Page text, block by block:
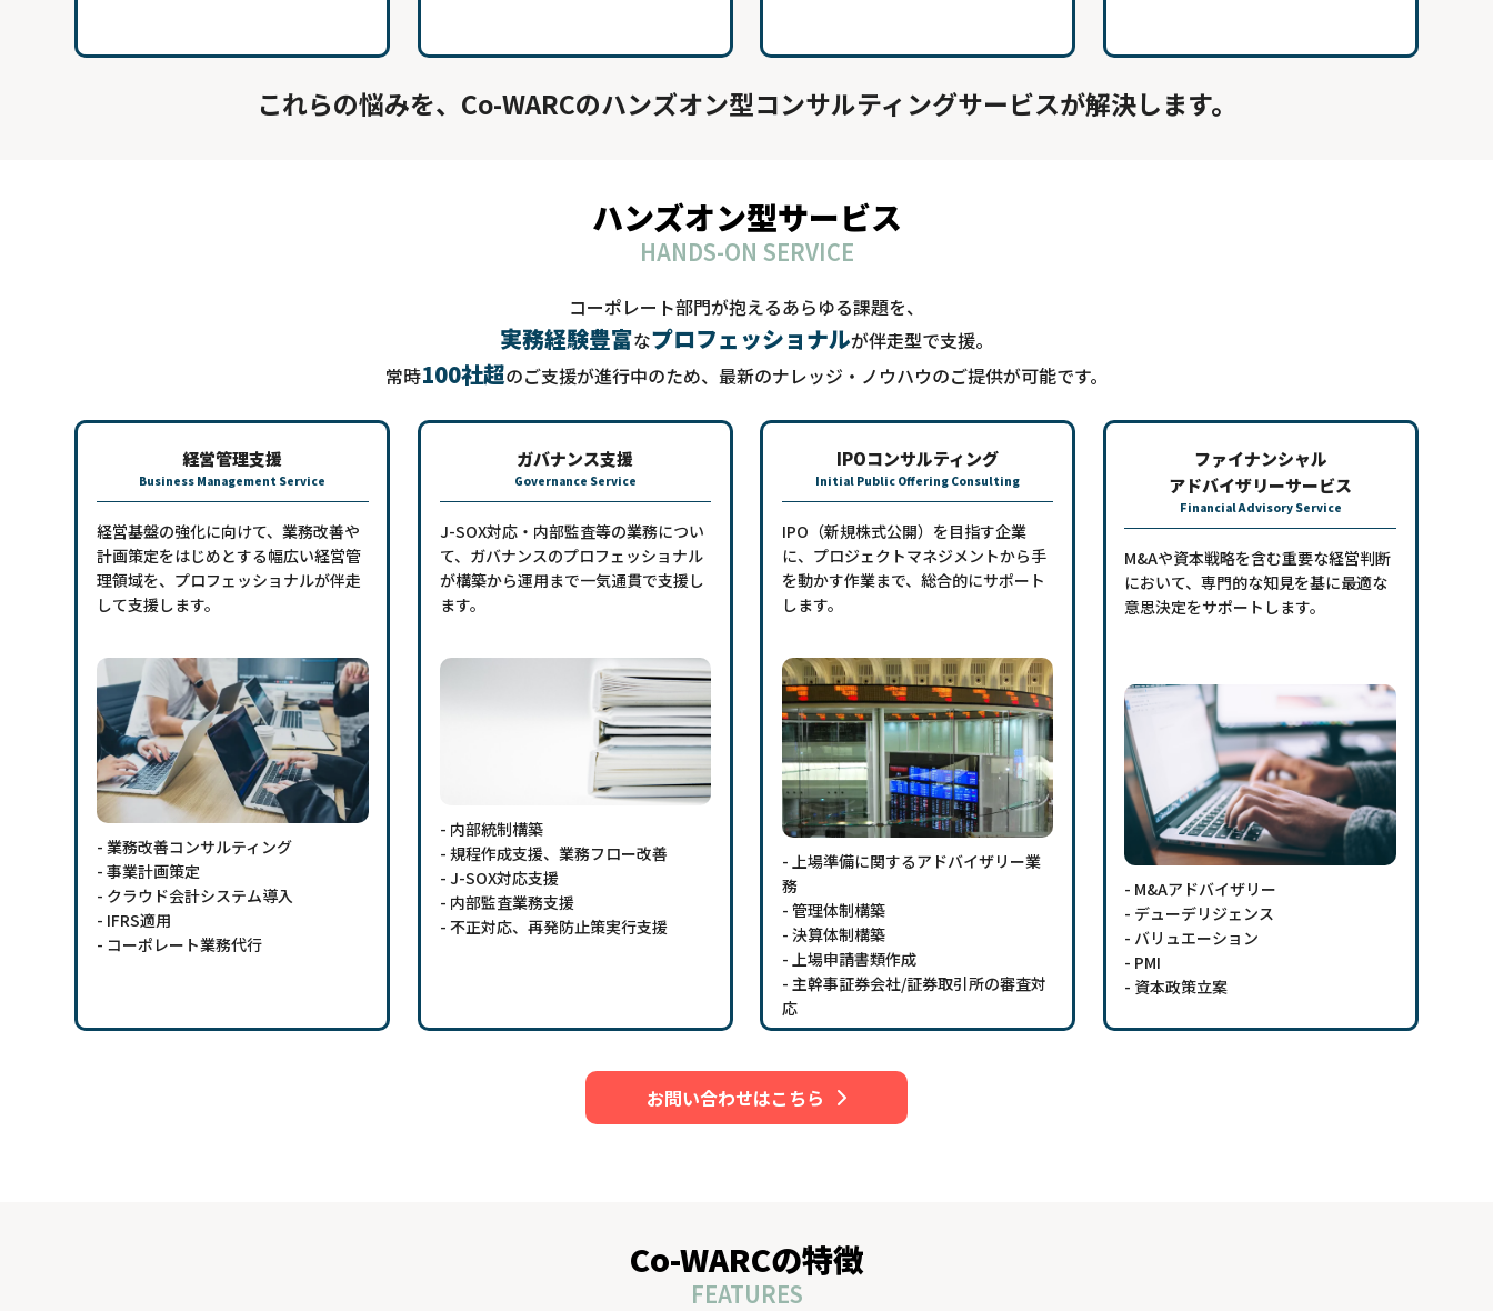
これらの悩みを、Co-WARCのハンズオン型コンサルティングサービスが解決します。
ハンズオン型サービス
HANDS-ON SERVICE
コーポレート部門が抱えるあらゆる課題を、
実務経験豊富なプロフェッショナルが伴走型で支援。
常時100社超のご支援が進行中のため、最新のナレッジ・ノウハウのご提供が可能です。
経営管理支援
Business Management Service
経営基盤の強化に向けて、業務改善や
計画策定をはじめとする幅広い経営管
理領域を、プロフェッショナルが伴走
して支援します。
- 業務改善コンサルティング
- 事業計画策定
- クラウド会計システム導入
- IFRS適用
- コーポレート業務代行
ガバナンス支援
Governance Service
J-SOX対応・内部監査等の業務につい
て、ガバナンスのプロフェッショナル
が構築から運用まで一気通貫で支援し
ます。
- 内部統制構築
- 規程作成支援、業務フロー改善
- J-SOX対応支援
- 内部監査業務支援
- 不正対応、再発防止策実行支援
IPOコンサルティング
Initial Public Offering Consulting
IPO（新規株式公開）を目指す企業
に、プロジェクトマネジメントから手
を動かす作業まで、総合的にサポート
します。
- 上場準備に関するアドバイザリー業
務
- 管理体制構築
- 決算体制構築
- 上場申請書類作成
- 主幹事証券会社/証券取引所の審査対
応
ファイナンシャル
アドバイザリーサービス
Financial Advisory Service
M&Aや資本戦略を含む重要な経営判断
において、専門的な知見を基に最適な
意思決定をサポートします。
- M&Aアドバイザリー
- デューデリジェンス
- バリュエーション
- PMI
- 資本政策立案
お問い合わせはこちら
Co-WARCの特徴
FEATURES